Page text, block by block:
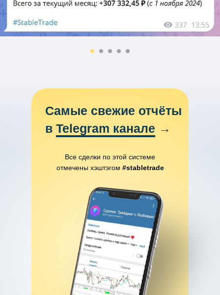
Самые свежие отчёты
в Telegram канале →
Все сделки по этой системе
отмечены хэштэгом #stabletrade